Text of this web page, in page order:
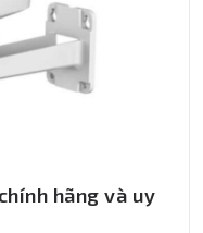
hãng và uy